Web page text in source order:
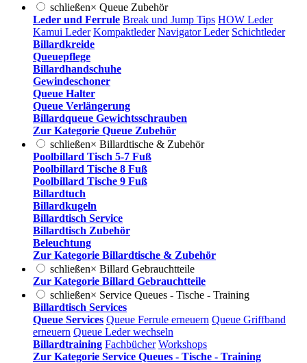
schließen× Queue Zubehör
Leder und Ferrule Break und Jump Tips HOW Leder
Kamui Leder Kompaktleder Navigator Leder Schichtleder
Billardkreide
Queuepflege
Billardhandschuhe
Gewindeschoner
Queue Halter
Queue Verlängerung
Billardqueue Gewichtsschrauben
Zur Kategorie Queue Zubehör
schließen× Billardtische & Zubehör
Poolbillard Tisch 5-7 Fuß
Poolbillard Tische 8 Fuß
Poolbillard Tische 9 Fuß
Billardtuch
Billardkugeln
Billardtisch Service
Billardtisch Zubehör
Beleuchtung
Zur Kategorie Billardtische & Zubehör
schließen× Billard Gebrauchtteile
Zur Kategorie Billard Gebrauchtteile
schließen× Service Queues - Tische - Training
Billardtisch Services
Queue Services Queue Ferrule erneuern Queue Griffband
erneuern Queue Leder wechseln
Billardtraining Fachbücher Workshops
Zur Kategorie Service Queues - Tische - Training